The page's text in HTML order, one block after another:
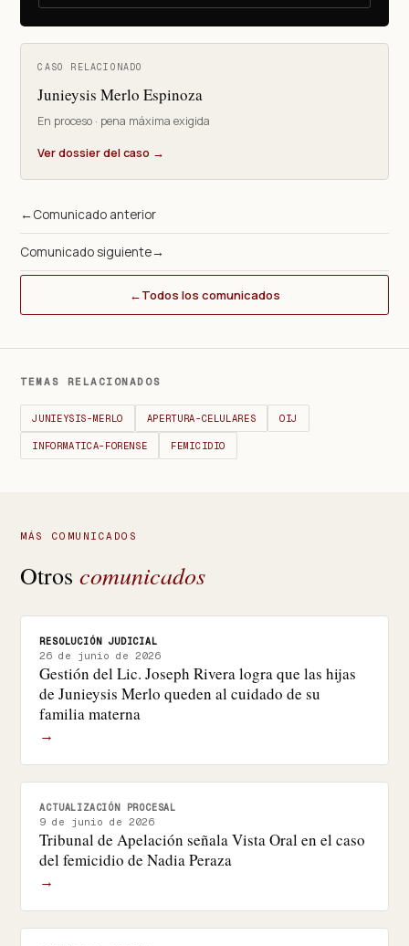
CASO RELACIONADO
Junieysis Merlo Espinoza
En proceso · pena máxima exigida
Ver dossier del caso →
←Comunicado anterior
Comunicado siguiente→
←Todos los comunicados
TEMAS RELACIONADOS
JUNIEYSIS-MERLO APERTURA-CELULARES OIJ
INFORMATICA-FORENSE FEMICIDIO
MÁS COMUNICADOS
Otroscomunicados
RESOLUCIÓN JUDICIAL
26 de junio de 2026
Gestión del Lic. Joseph Rivera logra que las hijas
de Junieysis Merlo queden al cuidado de su
familia materna
→
ACTUALIZACIÓN PROCESAL
9 de junio de 2026
Tribunal de Apelación señala Vista Oral en el caso
del femicidio de Nadia Peraza
→